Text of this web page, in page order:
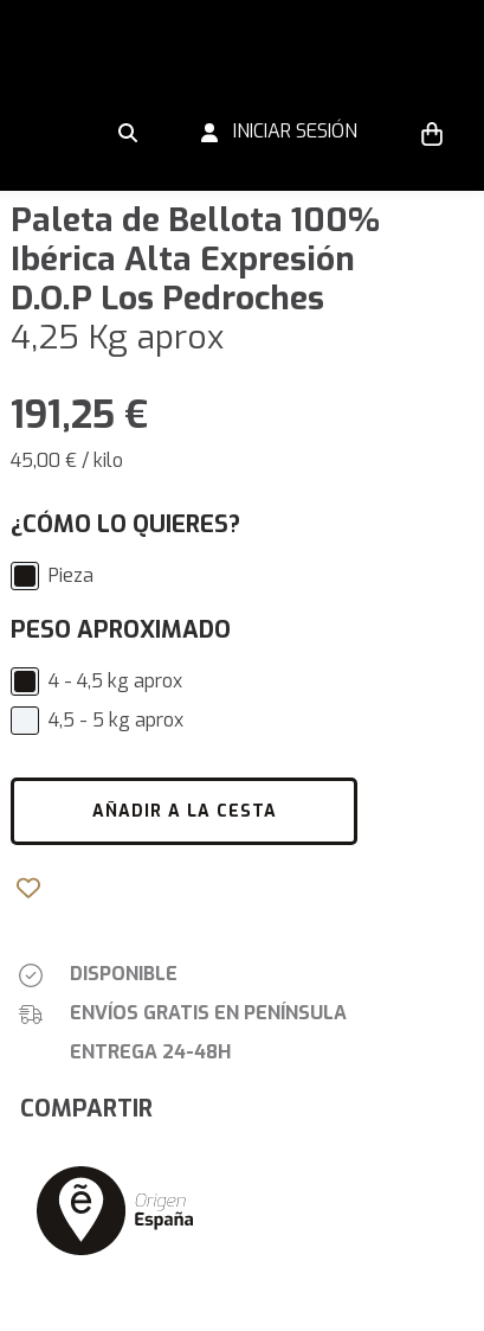
INICIAR SESIÓN
Paleta de Bellota 100%
Ibérica Alta Expresión
D.O.P Los Pedroches
4,25 Kg aprox
191,25 €
45,00 € / kilo
¿CÓMO LO QUIERES?
Pieza
PESO APROXIMADO
4 - 4,5 kg aprox
4,5 - 5 kg aprox
AÑADIR A LA CESTA
DISPONIBLE
ENVÍOS GRATIS EN PENÍNSULA
ENTREGA 24-48H
COMPARTIR